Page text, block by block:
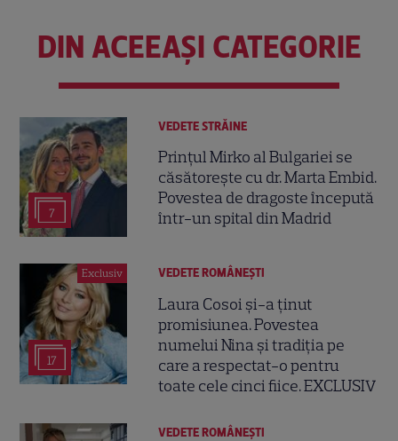
DIN ACEEAȘI CATEGORIE
7
VEDETE STRĂINE
Prințul Mirko al Bulgariei se
căsătorește cu dr. Marta Embid.
Povestea de dragoste începută
într-un spital din Madrid
Exclusiv
17
VEDETE ROMÂNEŞTI
Laura Cosoi și-a ținut
promisiunea. Povestea
numelui Nina și tradiția pe
care a respectat-o pentru
toate cele cinci fiice. EXCLUSIV
VEDETE ROMÂNEŞTI